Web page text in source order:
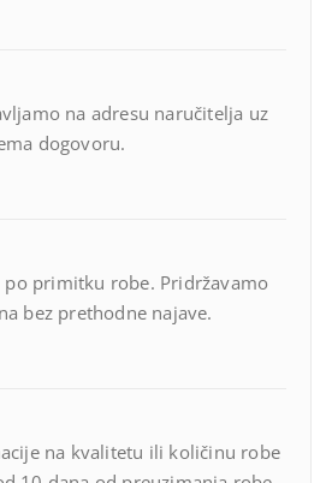
na adresu naručitelja uz
dogovoru.
po primitku robe. Pridržavamo
bez prethodne najave.
na kvalitetu ili količinu robe